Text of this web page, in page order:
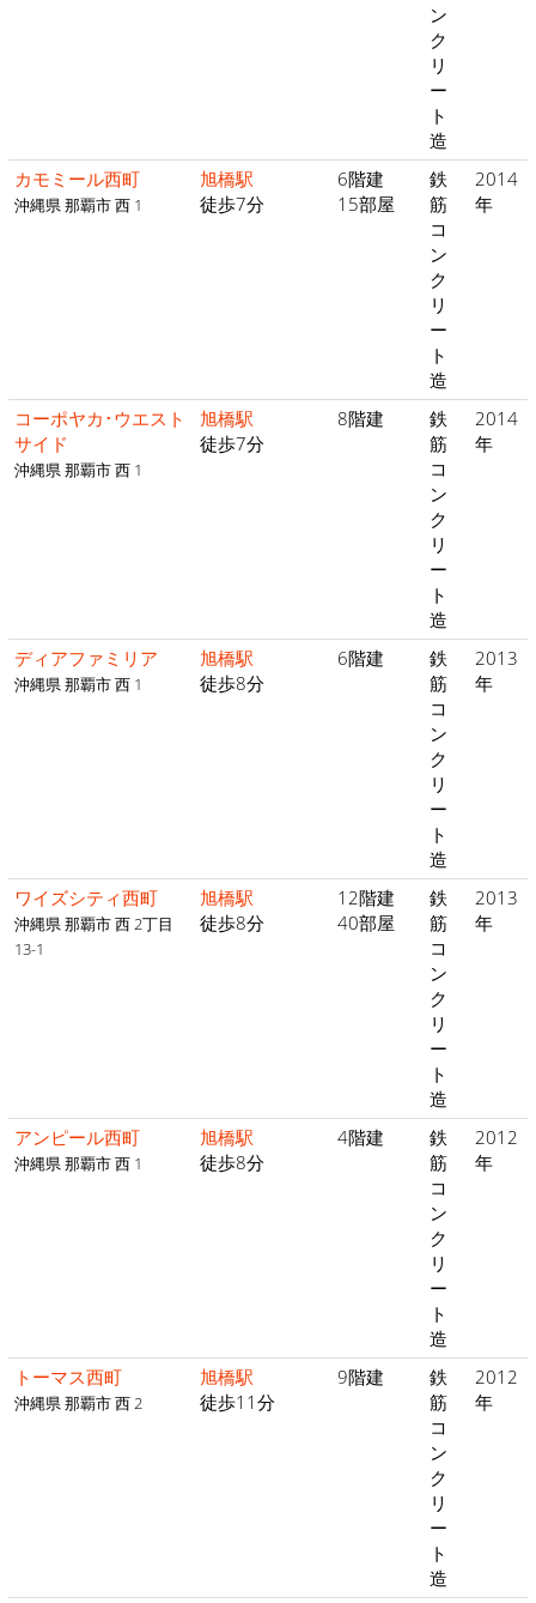
ン
ク
リ
ー
ト
造
カモミール西町
沖縄県 那覇市 西 1
旭橋駅
徒歩7分
6階建
15部屋
鉄
筋
コ
ン
ク
リ
ー
ト
造
2014
年
コーポヤカ･ウエスト
サイド
沖縄県 那覇市 西 1
旭橋駅
徒歩7分
8階建
鉄
筋
コ
ン
ク
リ
ー
ト
造
2014
年
ディアファミリア
沖縄県 那覇市 西 1
旭橋駅
徒歩8分
6階建
鉄
筋
コ
ン
ク
リ
ー
ト
造
2013
年
ワイズシティ西町
沖縄県 那覇市 西 2丁目
13-1
旭橋駅
徒歩8分
12階建
40部屋
鉄
筋
コ
ン
ク
リ
ー
ト
造
2013
年
アンピール西町
沖縄県 那覇市 西 1
旭橋駅
徒歩8分
4階建
鉄
筋
コ
ン
ク
リ
ー
ト
造
2012
年
トーマス西町
沖縄県 那覇市 西 2
旭橋駅
徒歩11分
9階建
鉄
筋
コ
ン
ク
リ
ー
ト
造
2012
年